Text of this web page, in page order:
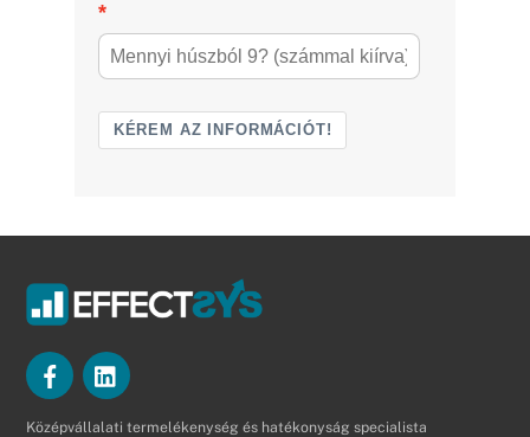
KÉREM AZ INFORMÁCIÓT!
Középvállalati termelékenység és hatékonyság specialista